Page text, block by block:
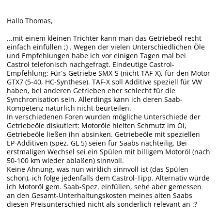
Hallo Thomas,
...mit einem kleinen Trichter kann man das Getriebeöl recht
einfach einfüllen ;) . Wegen der vielen Unterschiedlichen Öle
und Empfehlungen habe ich vor einigen Tagen mal bei
Castrol telefonisch nachgefragt. Eindeutige Castrol-
Empfehlung: Für´s Getriebe SMX-S (nicht TAF-X), für den Motor
GTX7 (5-40, HC-Synthese). TAF-X soll Additive speziell für VW
haben, bei anderen Getrieben eher schlecht für die
Synchronisation sein. Allerdings kann ich deren Saab-
Kompetenz natürlich nicht beurteilen.
In verschiedenen Foren wurden mögliche Unterschiede der
Getriebeöle diskutiert: Motoröle hielten Schmutz im Öl,
Getriebeöle ließen ihn absinken. Getriebeöle mit speziellen
EP-Additiven (spez. GL 5) seien für Saabs nachteilig. Bei
erstmaligen Wechsel sei ein Spülen mit billigem Motoröl (nach
50-100 km wieder ablaßen) sinnvoll.
Keine Ahnung, was nun wirklich sinnvoll ist (das Spülen
schon), ich folge jedenfalls dem Castrol-Tipp. Alternativ würde
ich Motoröl gem. Saab-Spez. einfüllen, sehe aber gemessen
an den Gesamt-Unterhaltungskosten meines alten Saabs
diesen Preisunterschied nicht als sonderlich relevant an :?